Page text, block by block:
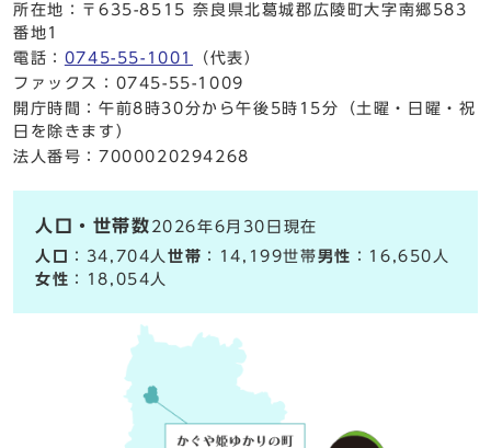
所在地：〒635-8515 奈良県北葛城郡広陵町大字南郷583
番地1
電話： 0745-55-1001
（代表）
ファックス：0745-55-1009
開庁時間：午前8時30分から午後5時15分（土曜・日曜・祝
日を除きます）
法人番号：7000020294268
人口・世帯数 2026年6月30日現在
人口
：34,704人世帯 ：14,199世帯男性 ：16,650人
女性 ：18,054人